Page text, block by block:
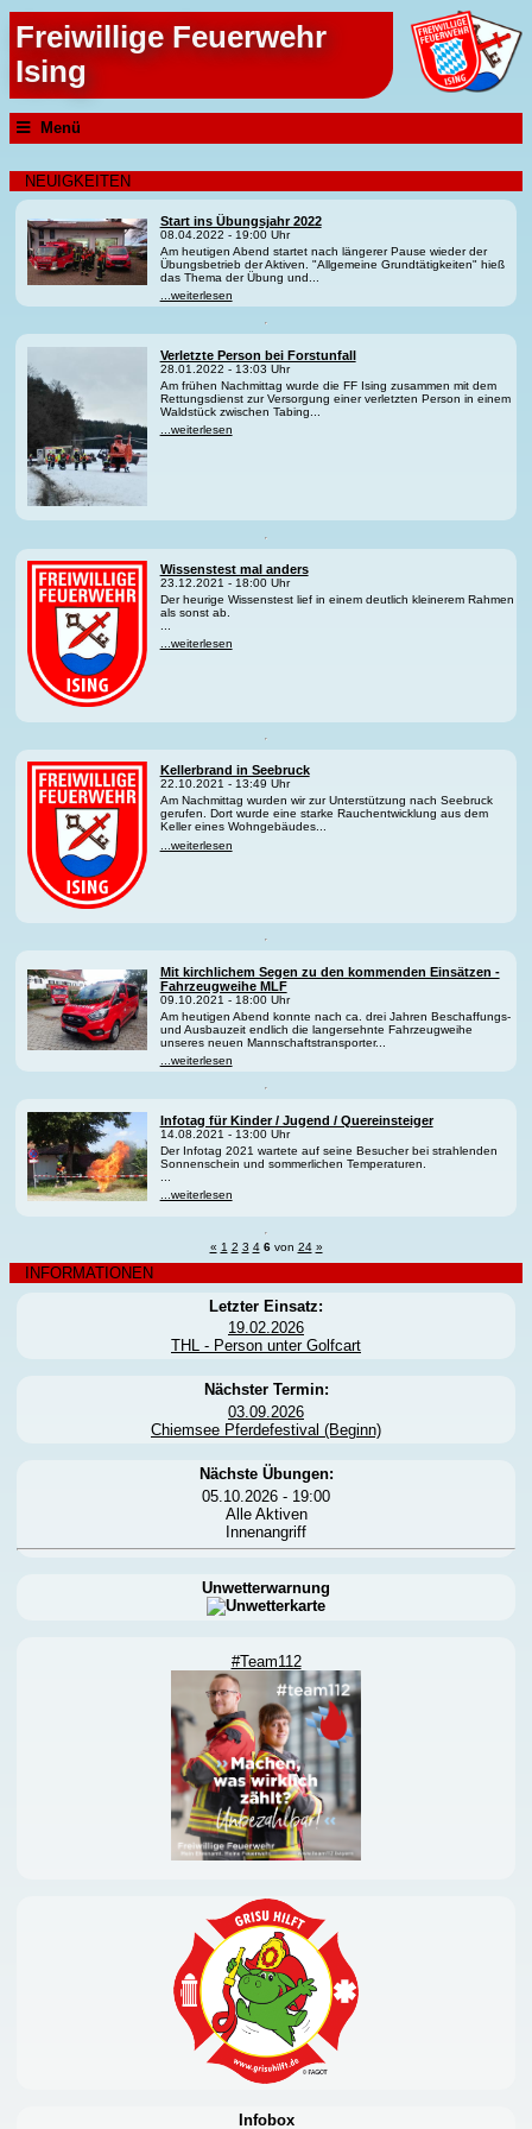
Freiwillige Feuerwehr
Ising
Menü
NEUIGKEITEN
Start ins Übungsjahr 2022
08.04.2022 - 19:00 Uhr
Am heutigen Abend startet nach längerer Pause wieder der
Übungsbetrieb der Aktiven. "Allgemeine Grundtätigkeiten" hieß
das Thema der Übung und...
...weiterlesen
Verletzte Person bei Forstunfall
28.01.2022 - 13:03 Uhr
Am frühen Nachmittag wurde die FF Ising zusammen mit dem
Rettungsdienst zur Versorgung einer verletzten Person in einem
Waldstück zwischen Tabing...
...weiterlesen
Wissenstest mal anders
23.12.2021 - 18:00 Uhr
Der heurige Wissenstest lief in einem deutlich kleinerem Rahmen
als sonst ab.
...
...weiterlesen
Kellerbrand in Seebruck
22.10.2021 - 13:49 Uhr
Am Nachmittag wurden wir zur Unterstützung nach Seebruck
gerufen. Dort wurde eine starke Rauchentwicklung aus dem
Keller eines Wohngebäudes...
...weiterlesen
Mit kirchlichem Segen zu den kommenden Einsätzen -
Fahrzeugweihe MLF
09.10.2021 - 18:00 Uhr
Am heutigen Abend konnte nach ca. drei Jahren Beschaffungs-
und Ausbauzeit endlich die langersehnte Fahrzeugweihe
unseres neuen Mannschaftstransporter...
...weiterlesen
Infotag für Kinder / Jugend / Quereinsteiger
14.08.2021 - 13:00 Uhr
Der Infotag 2021 wartete auf seine Besucher bei strahlenden
Sonnenschein und sommerlichen Temperaturen.
...weiterlesen
« 1 2 3 4 6von 24 »
INFORMATIONEN
Letzter Einsatz:
19.02.2026
THL - Person unter Golfcart
Nächster Termin:
03.09.2026
Chiemsee Pferdefestival (Beginn)
Nächste Übungen:
05.10.2026 - 19:00
Alle Aktiven
Innenangriff
Unwetterwarnung
#Team112
Infobox